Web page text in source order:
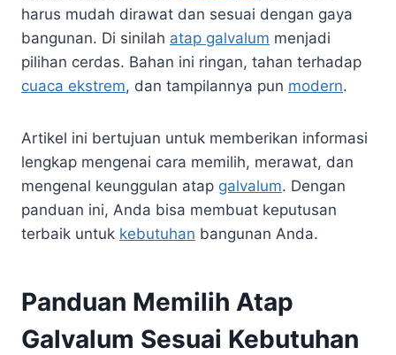
harus mudah dirawat dan sesuai dengan gaya
bangunan. Di sinilah atap galvalum menjadi
pilihan cerdas. Bahan ini ringan, tahan terhadap
cuaca ekstrem, dan tampilannya pun modern.
Artikel ini bertujuan untuk memberikan informasi
lengkap mengenai cara memilih, merawat, dan
mengenal keunggulan atap galvalum. Dengan
panduan ini, Anda bisa membuat keputusan
terbaik untuk kebutuhan bangunan Anda.
Panduan Memilih Atap
Galvalum Sesuai Kebutuhan